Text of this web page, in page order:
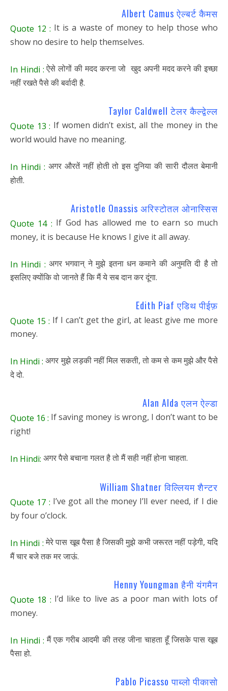
Albert Camus ऐल्बर्ट कैमस
Quote 12 : It is a waste of money to help those who
show no desire to help themselves.
In Hindi :ऐसे लोगों की मदद करना जो खुद अपनी मदद करने की इच्छा
नहीं रखते पैसे की बर्वादी है.
Taylor Caldwell टेलर कैल्द्वेल्ल
Quote 13 : If women didn’t exist, all the money in the
world would have no meaning.
In Hindi : अगर औरतें नहीं होती तो इस दुनिया की सारी दौलत बेमानी
होती.
Aristotle Onassis अरिस्टोतल ओनास्सिस
Quote 14 : If God has allowed me to earn so much
money, it is because He knows I give it all away.
In Hindi : अगर भगवान् ने मुझे इतना धन कमाने की अनुमति दी है तो
इसलिए क्योंकि वो जानते हैं कि मैं ये सब दान कर दूंगा.
Edith Piaf एडिथ पीईफ़
Quote 15 : If I can’t get the girl, at least give me more
money.
In Hindi :अगर मुझे लड़की नहीं मिल सकती, तो कम से कम मुझे और पैसे
दे दो.
Alan Alda एलन ऐल्डा
Quote 16 : If saving money is wrong, I don’t want to be
right!
In Hindi: अगर पैसे बचाना गलत है तो मैं सही नहीं होना चाहता.
William Shatner विल्लियम शैन्टर
Quote 17 : I’ve got all the money I’ll ever need, if I die
by four o’clock.
In Hindi :मेरे पास खूब पैसा है जिसकी मुझे कभी जरूरत नहीं पड़ेगी, यदि
मैं चार बजे तक मर जाऊं.
Henny Youngman हैनी यंगमैन
Quote 18 : I’d like to live as a poor man with lots of
money.
In Hindi : मैं एक गरीब आदमी की तरह जीना चाहता हूँ जिसके पास खूब
पैसा हो.
Pablo Picasso पाब्लो पीकासो